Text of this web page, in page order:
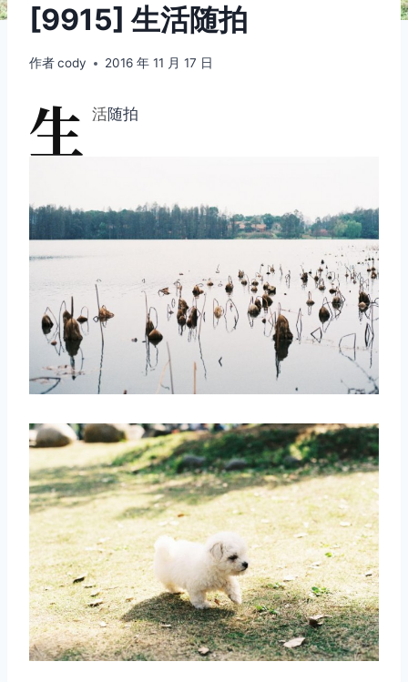
[9915] 生活随拍
作者cody 2016 年 11 月 17 日
生 活随拍